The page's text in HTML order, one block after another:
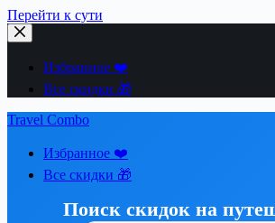
Перейти к сути
Избранное ❤️
Все скидки 🎁
Travel Combo
Избранное ❤️
Все скидки 🎁
Поиск скидок на